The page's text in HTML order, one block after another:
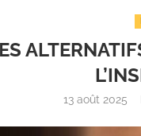
13 août 2025